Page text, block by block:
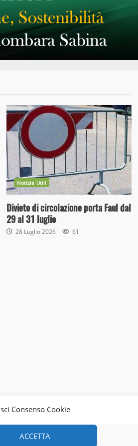
Consenso Cookie
ACCETTA
Notizie Utili
Divieto di circolazione porta Faul dal
29 al 31 luglio
28 Luglio 2026 61